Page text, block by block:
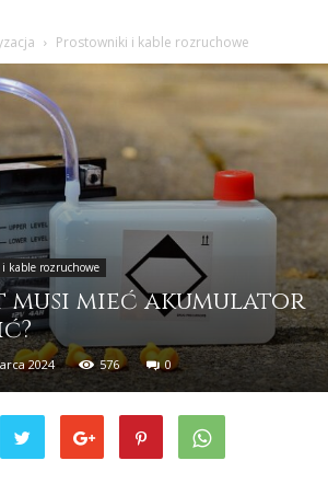
Prostowniki i kable rozruchowe
kable rozruchowe
mieć akumulator
2024 576 0